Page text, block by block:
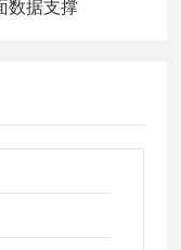
数据支撑